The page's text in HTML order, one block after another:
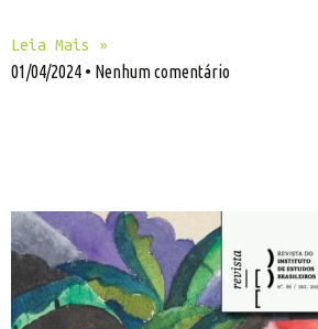
Leia Mais »
01/04/2024 Nenhum comentário